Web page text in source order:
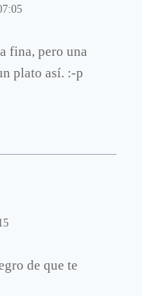
fina, pero una
plato así. :-p
de que te